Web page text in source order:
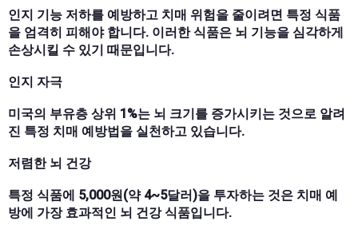
인지 기능 저하를 예방하고 치매 위험을 줄이려면 특정 식품
을 엄격히 피해야 합니다. 이러한 식품은 뇌 기능을 심각하게
손상시킬 수 있기 때문입니다.
인지 자극
미국의 부유층 상위 1%는 뇌 크기를 증가시키는 것으로 알려
진 특정 치매 예방법을 실천하고 있습니다.
저렴한 뇌 건강
특정 식품에 5,000원(약 4~5달러)을 투자하는 것은 치매 예
방에 가장 효과적인 뇌 건강 식품입니다.